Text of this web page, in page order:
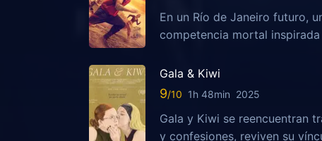
En un Río de Janeiro futuro,
competencia mortal
Gala & Kiwi
9 1h 48min 2025
Gala y Kiwi se reencuentran
y confesiones, reviven su